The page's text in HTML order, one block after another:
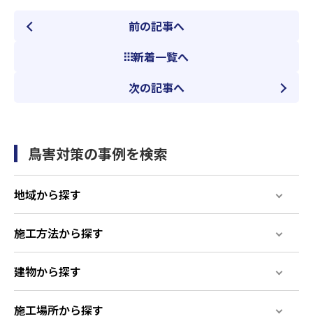
前の記事へ
新着一覧へ
次の記事へ
鳥害対策の事例を検索
地域から探す
施工方法から探す
建物から探す
施工場所から探す